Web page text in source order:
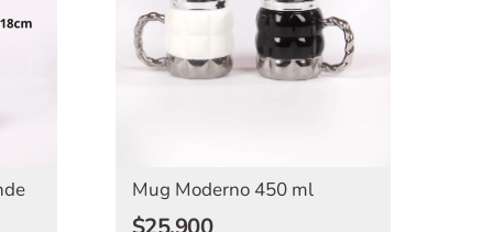
Mug Moderno 450 ml